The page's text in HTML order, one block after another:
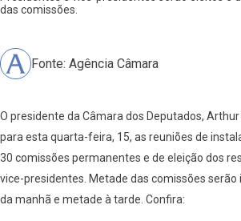
das comissões.
Fonte: Agência Câmara
O presidente da Câmara dos Deputados,
para esta quarta-feira, 15, as reuniões de
30 comissões permanentes e de eleição dos
vice-presidentes. Metade das comissões serão
da manhã e metade à tarde. Confira: